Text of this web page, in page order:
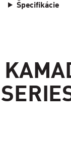
Špecifikácie